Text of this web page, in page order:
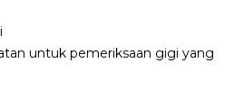
untuk pemeriksaan gigi yang